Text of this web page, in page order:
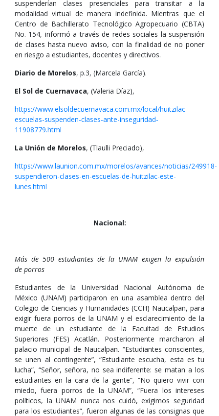
suspenderían clases presenciales para transitar a la
modalidad virtual de manera indefinida. Mientras que el
Centro de Bachillerato Tecnológico Agropecuario (CBTA)
No. 154, informó a través de redes sociales la suspensión
de clases hasta nuevo aviso, con la finalidad de no poner
en riesgo a estudiantes, docentes y directivos.
Diario de Morelos, p.3, (Marcela García).
El Sol de Cuernavaca, (Valeria Díaz),
https://www.elsoldecuernavaca.com.mx/local/huitzilac-
escuelas-suspenden-clases-ante-inseguridad-
11908779.html
La Unión de Morelos, (Tlaulli Preciado),
https://www.launion.com.mx/morelos/avances/noticias/249918-
suspendieron-clases-en-escuelas-de-huitzilac-este-
lunes.html
Nacional:
Más de 500 estudiantes de la UNAM exigen la expulsión
de porros
Estudiantes de la Universidad Nacional Autónoma de
México (UNAM) participaron en una asamblea dentro del
Colegio de Ciencias y Humanidades (CCH) Naucalpan, para
exigir fuera porros de la UNAM y el esclarecimiento de la
muerte de un estudiante de la Facultad de Estudios
Superiores (FES) Acatlán. Posteriormente marcharon al
palacio municipal de Naucalpan. “Estudiantes conscientes,
se unen al contingente”, “Estudiante escucha, esta es tu
lucha”, “Señor, señora, no sea indiferente: se matan a los
estudiantes en la cara de la gente”, “No quiero vivir con
miedo, fuera porros de la UNAM”, “Fuera los intereses
políticos, la UNAM nunca nos cuidó, exigimos seguridad
para los estudiantes”, fueron algunas de las consignas que